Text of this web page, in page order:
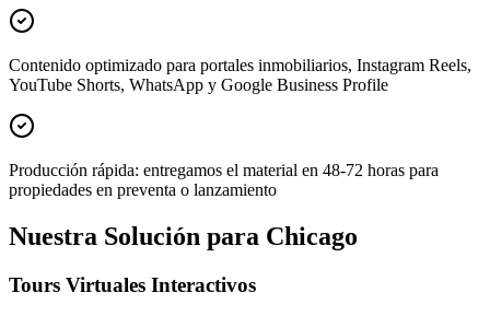
Contenido optimizado para portales inmobiliarios, Instagram Reels,
YouTube Shorts, WhatsApp y Google Business Profile
Producción rápida: entregamos el material en 48-72 horas para
propiedades en preventa o lanzamiento
Nuestra Solución para Chicago
Tours Virtuales Interactivos